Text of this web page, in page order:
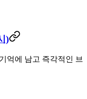
)
억에 남고 즉각적인 브